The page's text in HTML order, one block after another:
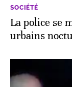
SOCIÉTÉ
La police se
urbains